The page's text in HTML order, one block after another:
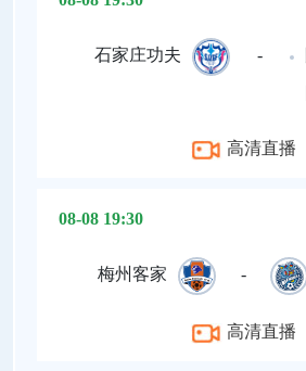
石家庄功夫 -
高清直播
08-08 19:30
梅州客家 -
高清直播